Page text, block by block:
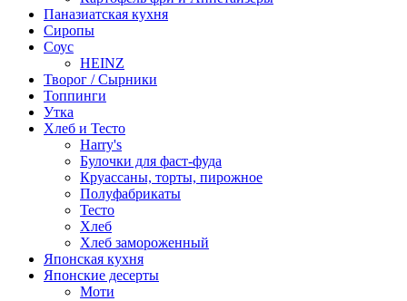
Паназиатская кухня​
Сиропы
Соус
HEINZ
Творог / Сырники
Топпинги
Утка
Хлеб и Тесто
Harry's
Булочки для фаст-фуда
Круассаны, торты, пирожное
Полуфабрикаты
Тесто
Хлеб
Хлеб замороженный
Японская кухня
Японские десерты
Моти